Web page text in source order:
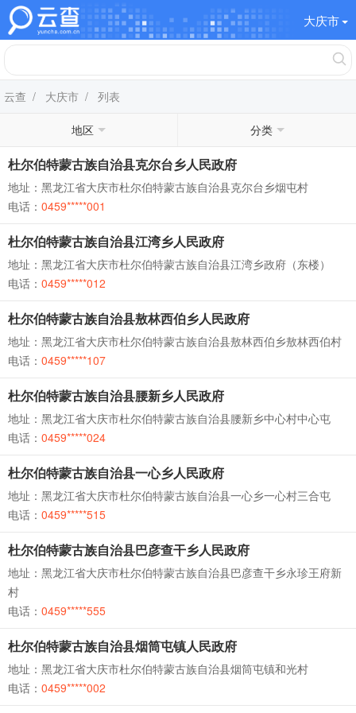
大庆市
云查 / 大庆市 / 列表
地区 分类
杜尔伯特蒙古族自治县克尔台乡人民政府
地址：黑龙江省大庆市杜尔伯特蒙古族自治县克尔台乡烟屯村
电话： 0459*****001
杜尔伯特蒙古族自治县江湾乡人民政府
地址：黑龙江省大庆市杜尔伯特蒙古族自治县江湾乡政府（东楼）
电话： 0459*****012
杜尔伯特蒙古族自治县敖林西伯乡人民政府
地址：黑龙江省大庆市杜尔伯特蒙古族自治县敖林西伯乡敖林西伯村
电话： 0459*****107
杜尔伯特蒙古族自治县腰新乡人民政府
地址：黑龙江省大庆市杜尔伯特蒙古族自治县腰新乡中心村中心屯
电话： 0459*****024
杜尔伯特蒙古族自治县一心乡人民政府
地址：黑龙江省大庆市杜尔伯特蒙古族自治县一心乡一心村三合屯
电话： 0459*****515
杜尔伯特蒙古族自治县巴彦查干乡人民政府
地址：黑龙江省大庆市杜尔伯特蒙古族自治县巴彦查干乡永珍王府新
村
电话： 0459*****555
杜尔伯特蒙古族自治县烟筒屯镇人民政府
地址：黑龙江省大庆市杜尔伯特蒙古族自治县烟筒屯镇和光村
电话： 0459*****002